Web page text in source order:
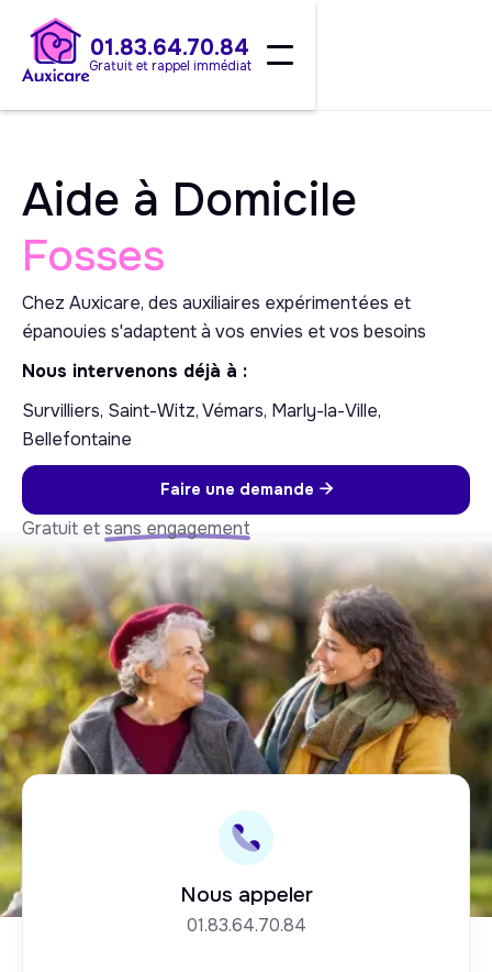
01.83.64.70.84
Gratuit et rappel immédiat
Aide à Domicile
Fosses
Chez Auxicare, des auxiliaires expérimentées et
épanouies s'adaptent à vos envies et vos besoins
Nous intervenons déjà à :
Survilliers, Saint-Witz, Vémars, Marly-la-Ville,
Bellefontaine
Faire une demande 
Gratuit etsans engagement
Nous appeler
01.83.64.70.84